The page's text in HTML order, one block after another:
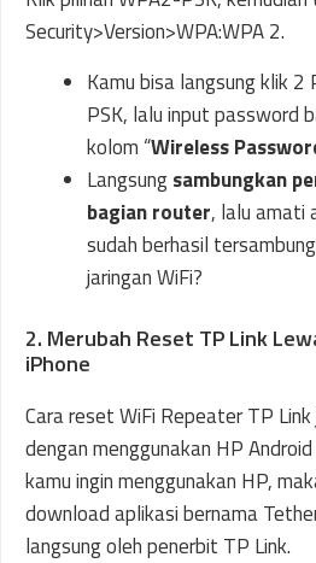
Kamu bisa langsung klik
PSK, lalu input password
kolom “Wireless
Langsungsambungkan
bagian router, lalu amati
sudah berhasil
jaringan WiFi?
2. Merubah Reset TP Link
iPhone
Cara reset WiFi Repeater TP
dengan menggunakan HP
kamu ingin menggunakan HP,
download aplikasi bernama
langsung oleh penerbit TP Link.